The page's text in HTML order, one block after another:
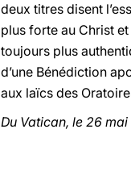
deux titres disent
plus forte au Christ
toujours plus
d’une Bénédiction
aux laïcs des
Du Vatican, le 26 mai